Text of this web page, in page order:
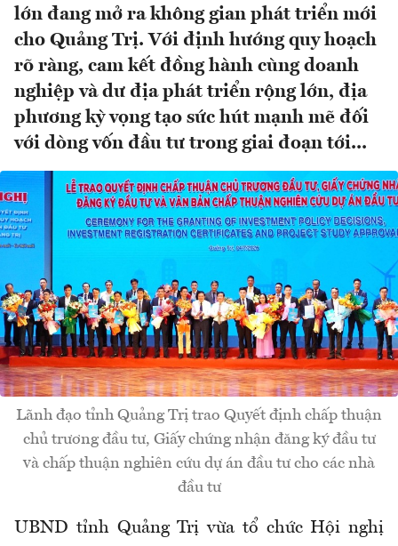
lớn đang mở ra không gian phát triển mới
cho Quảng Trị. Với định hướng quy hoạch
rõ ràng, cam kết đồng hành cùng doanh
nghiệp và dư địa phát triển rộng lớn, địa
phương kỳ vọng tạo sức hút mạnh mẽ đối
với dòng vốn đầu tư trong giai đoạn tới...
Lãnh đạo tỉnh Quảng Trị trao Quyết định chấp thuận
chủ trương đầu tư, Giấy chứng nhận đăng ký đầu tư
và chấp thuận nghiên cứu dự án đầu tư cho các nhà
đầu tư
UBND tỉnh Quảng Trị vừa tổ chức Hội nghị